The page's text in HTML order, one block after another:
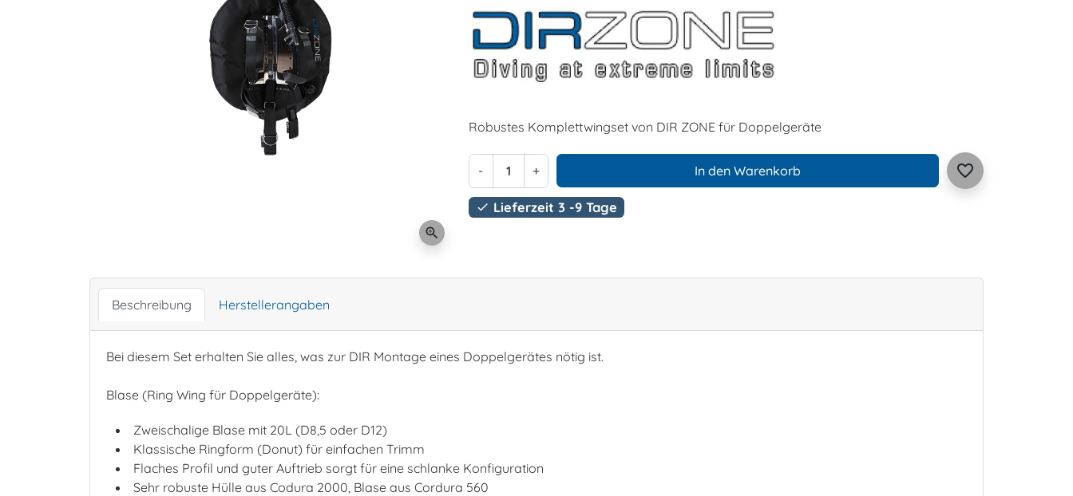
zoom_in
Robustes Komplettwingset von DIR ZONE für Doppelgeräte
- + In den Warenkorb favorite_border
 Lieferzeit 3 -9 Tage
Beschreibung Herstellerangaben
Bei diesem Set erhalten Sie alles, was zur DIR Montage eines Doppelgerätes nötig ist.
Blase (Ring Wing für Doppelgeräte):
Zweischalige Blase mit 20L (D8,5 oder D12)
Klassische Ringform (Donut) für einfachen Trimm
Flaches Profil und guter Auftrieb sorgt für eine schlanke Konfiguration
Sehr robuste Hülle aus Codura 2000, Blase aus Cordura 560